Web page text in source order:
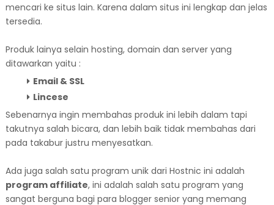
mencari ke situs lain. Karena dalam situs ini lengkap dan jelas
tersedia.
Produk lainya selain hosting, domain dan server yang
ditawarkan yaitu :
Email & SSL
Lincese
Sebenarnya ingin membahas produk ini lebih dalam tapi
takutnya salah bicara, dan lebih baik tidak membahas dari
pada takabur justru menyesatkan.
Ada juga salah satu program unik dari Hostnic ini adalah
program affiliate, ini adalah salah satu program yang
sangat berguna bagi para blogger senior yang memang